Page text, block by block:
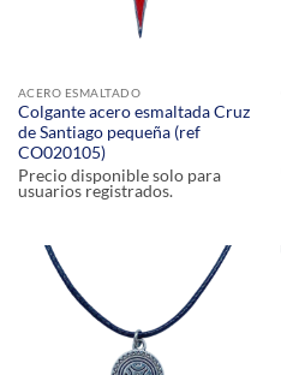
ACERO ESMALTADO
Colgante acero esmaltada Cruz
de Santiago pequeña (ref
CO020105)
Precio disponible solo para
usuarios registrados.